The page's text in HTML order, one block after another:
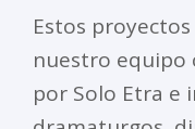
Estos
nuestro equipo
por Solo Etra e